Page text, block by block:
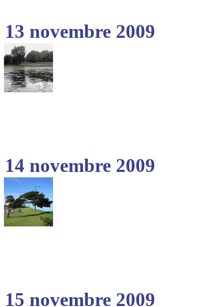
13 novembre 2009
14 novembre 2009
15 novembre 2009